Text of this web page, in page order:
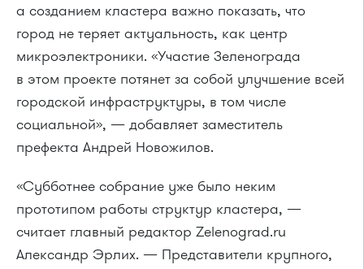
а созданием кластера важно показать, что
город не теряет актуальность, как центр
микроэлектроники. «Участие Зеленограда
в этом проекте потянет за собой улучшение всей
городской инфраструктуры, в том числе
социальной», — добавляет заместитель
префекта Андрей Новожилов.
«Субботнее собрание уже было неким
прототипом работы структур кластера, —
считает главный редактор Zelenograd.ru
Александр Эрлих. — Представители крупного,